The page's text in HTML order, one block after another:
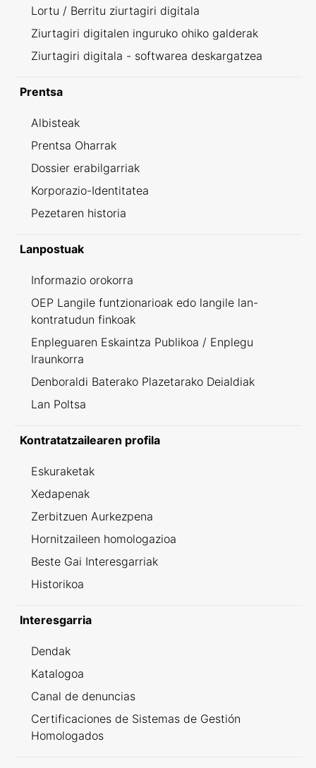
Lortu / Berritu ziurtagiri digitala
Ziurtagiri digitalen inguruko ohiko galderak
Ziurtagiri digitala - softwarea deskargatzea
Prentsa
Albisteak
Prentsa Oharrak
Dossier erabilgarriak
Korporazio-Identitatea
Pezetaren historia
Lanpostuak
Informazio orokorra
OEP Langile funtzionarioak edo langile lan-
kontratudun finkoak
Enpleguaren Eskaintza Publikoa / Enplegu
Iraunkorra
Denboraldi Baterako Plazetarako Deialdiak
Lan Poltsa
Kontratatzailearen profila
Eskuraketak
Xedapenak
Zerbitzuen Aurkezpena
Hornitzaileen homologazioa
Beste Gai Interesgarriak
Historikoa
Interesgarria
Dendak
Katalogoa
Canal de denuncias
Certificaciones de Sistemas de Gestión
Homologados